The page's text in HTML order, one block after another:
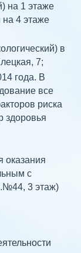
на 1 этаже
на 4 этаже
в
7;
года. В
все
риска
здоровья
оказания
с
3 этаж)